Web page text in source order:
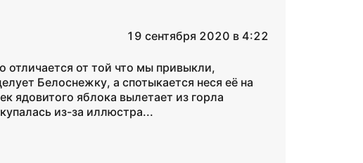
19 сентября 2020 в 4:22
от той что мы привыкли,
Белоснежку, а спотыкается неся её на
ядовитого яблока вылетает из горла
из-за иллюстра...